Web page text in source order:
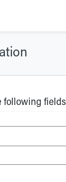
following fields